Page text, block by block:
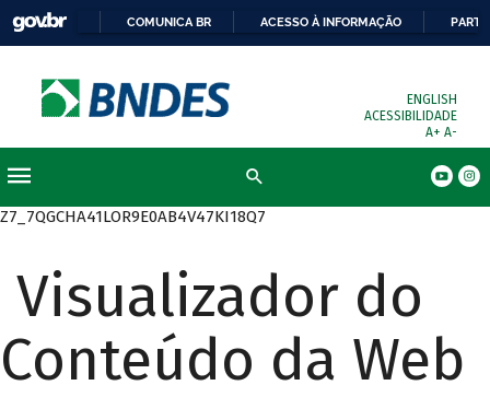
COMUNICA BR ACESSO À INFORMAÇÃO
ENGLISH
ACESSIBILIDADE
A+ A-
Z7_7QGCHA41LOR9E0AB4V47KI18Q7
Visualizador do
Conteúdo da Web